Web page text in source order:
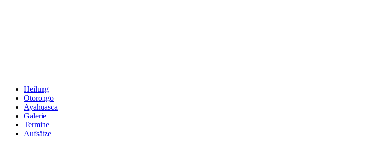
Heilung
Otorongo
Ayahuasca
Galerie
Termine
Aufsätze